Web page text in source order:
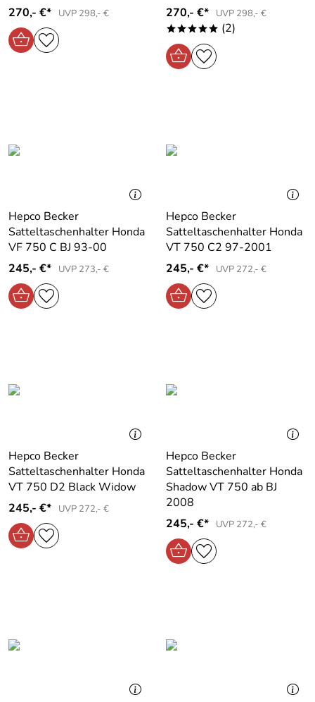
270,- €*
UVP 298,- €
270,- €*
UVP 298,- €
***** (2)
Hepco Becker
Satteltaschenhalter Honda
VF 750 C BJ 93-00
245,- €*
UVP 273,- €
Hepco Becker
Satteltaschenhalter Honda
VT 750 C2 97-2001
245,- €*
UVP 272,- €
Hepco Becker
Satteltaschenhalter Honda
VT 750 D2 Black Widow
245,- €*
UVP 272,- €
Hepco Becker
Satteltaschenhalter Honda
Shadow VT 750 ab BJ
2008
245,- €*
UVP 272,- €